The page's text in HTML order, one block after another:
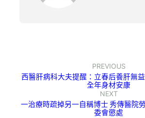
PREVIOUS
西醫肝病科大夫提醒：立春后養肝無
全年身材安康
NEXT
一治療時疏掉另一自稱博士 秀傳醫院
委會懲處